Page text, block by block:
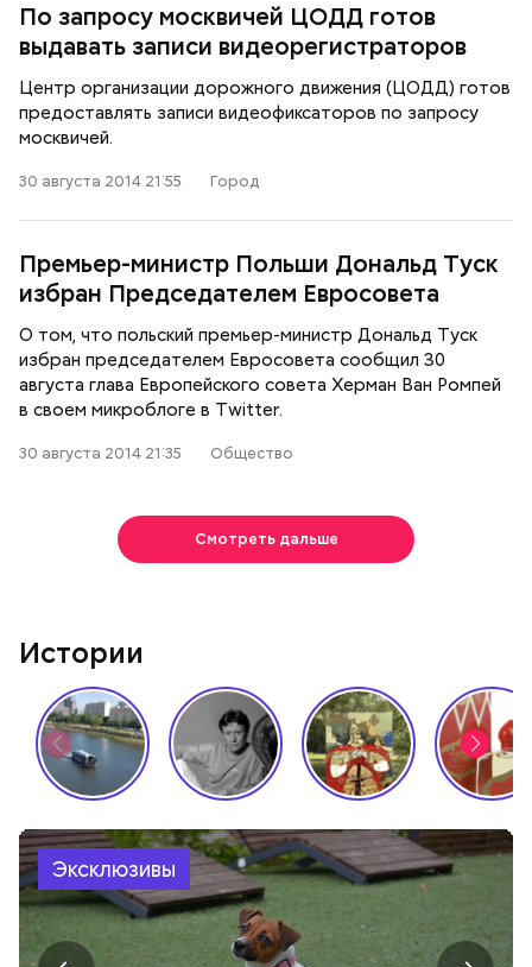
По запросу москвичей ЦОДД готов
выдавать записи видеорегистраторов
Центр организации дорожного движения (ЦОДД) готов
предоставлять записи видеофиксаторов по запросу
москвичей.
30 августа 2014 21:55 Город
Премьер-министр Польши Дональд Туск
избран Председателем Евросовета
О том, что польский премьер-министр Дональд Туск
избран председателем Евросовета сообщил 30
августа глава Европейского совета Херман Ван Ромпей
в своем микроблоге в Twitter.
30 августа 2014 21:35 Общество
Смотреть дальше
Истории
Эксклюзивы